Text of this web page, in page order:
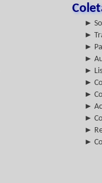
►
►
►
►
►
►
►
►
►
►
►